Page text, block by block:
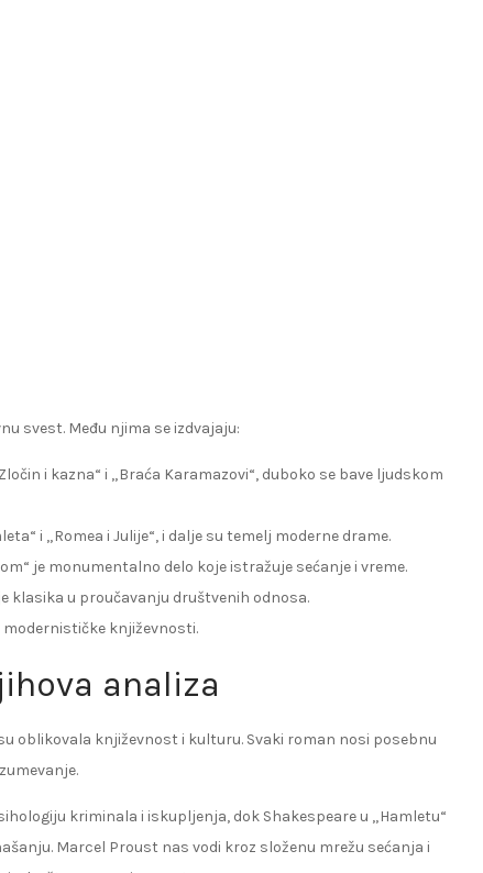
svest. Među njima se izdvajaju:
i kazna“ i „Braća Karamazovi“, duboko se bave ljudskom
i „Romea i Julije“, i dalje su temelj moderne drame.
je monumentalno delo koje istražuje sećanje i vreme.
klasika u proučavanju društvenih odnosa.
modernističke književnosti.
analiza
oblikovala književnost i kulturu. Svaki roman nosi posebnu
kriminala i iskupljenja, dok Shakespeare u „Hamletu“
Marcel Proust nas vodi kroz složenu mrežu sećanja i